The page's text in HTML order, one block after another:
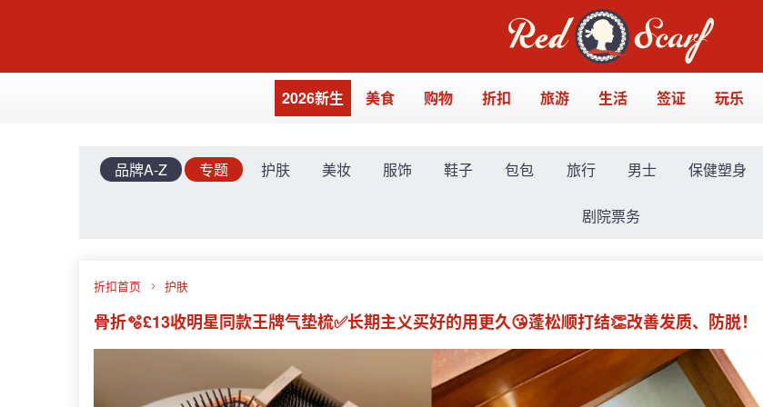
2026新生 美食 购物 折扣 旅游 生活 签证 玩乐
品牌A-Z 专题 护肤 美妆 服饰 鞋子 包包 旅行 男士 保健塑身
剧院票务
折扣首页 护肤
骨折🫧£13收明星同款王牌气垫梳✅长期主义买好的用更久😘蓬松顺打结👏改善发质、防脱！